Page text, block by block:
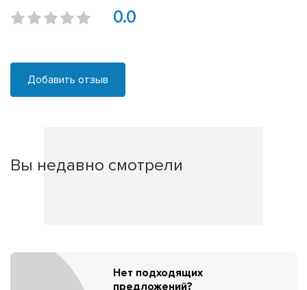
0.0
Добавить отзыв
Вы недавно смотрели
Нет подходящих
предложений?